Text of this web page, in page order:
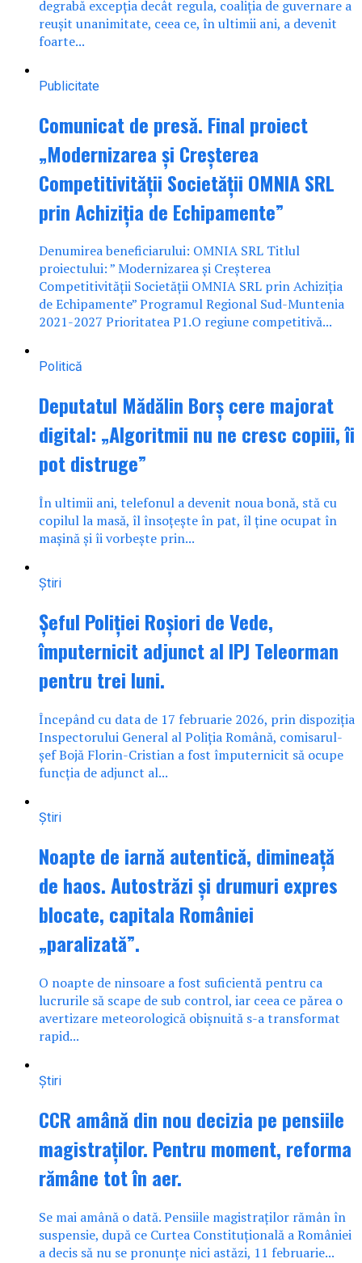
degrabă excepția decât regula, coaliția de guvernare a
reușit unanimitate, ceea ce, în ultimii ani, a devenit
foarte...
Publicitate
Comunicat de presă. Final proiect
„Modernizarea și Creșterea
Competitivității Societății OMNIA SRL
prin Achiziția de Echipamente”
Denumirea beneficiarului: OMNIA SRL Titlul
proiectului: ” Modernizarea și Creșterea
Competitivității Societății OMNIA SRL prin Achiziția
de Echipamente” Programul Regional Sud-Muntenia
2021-2027 Prioritatea P1.O regiune competitivă...
Politică
Deputatul Mădălin Borș cere majorat
digital: „Algoritmii nu ne cresc copiii, îi
pot distruge”
În ultimii ani, telefonul a devenit noua bonă, stă cu
copilul la masă, îl însoțește în pat, îl ține ocupat în
mașină și îi vorbește prin...
Știri
Șeful Poliției Roșiori de Vede,
împuternicit adjunct al IPJ Teleorman
pentru trei luni.
Începând cu data de 17 februarie 2026, prin dispoziția
Inspectorului General al Poliția Română, comisarul-
șef Bojă Florin-Cristian a fost împuternicit să ocupe
funcția de adjunct al...
Știri
Noapte de iarnă autentică, dimineață
de haos. Autostrăzi și drumuri expres
blocate, capitala României
„paralizată”.
O noapte de ninsoare a fost suficientă pentru ca
lucrurile să scape de sub control, iar ceea ce părea o
avertizare meteorologică obișnuită s-a transformat
rapid...
Știri
CCR amână din nou decizia pe pensiile
magistraților. Pentru moment, reforma
rămâne tot în aer.
Se mai amână o dată. Pensiile magistraților rămân în
suspensie, după ce Curtea Constituțională a României
a decis să nu se pronunțe nici astăzi, 11 februarie...